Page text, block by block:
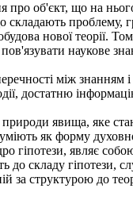
про об'єкт, що на
складають проблему,
нової теорії.
наукове
між знанням і
достатню
явища, яке
як форму
гіпотези, являє
до складу гіпотези,
за структурою до